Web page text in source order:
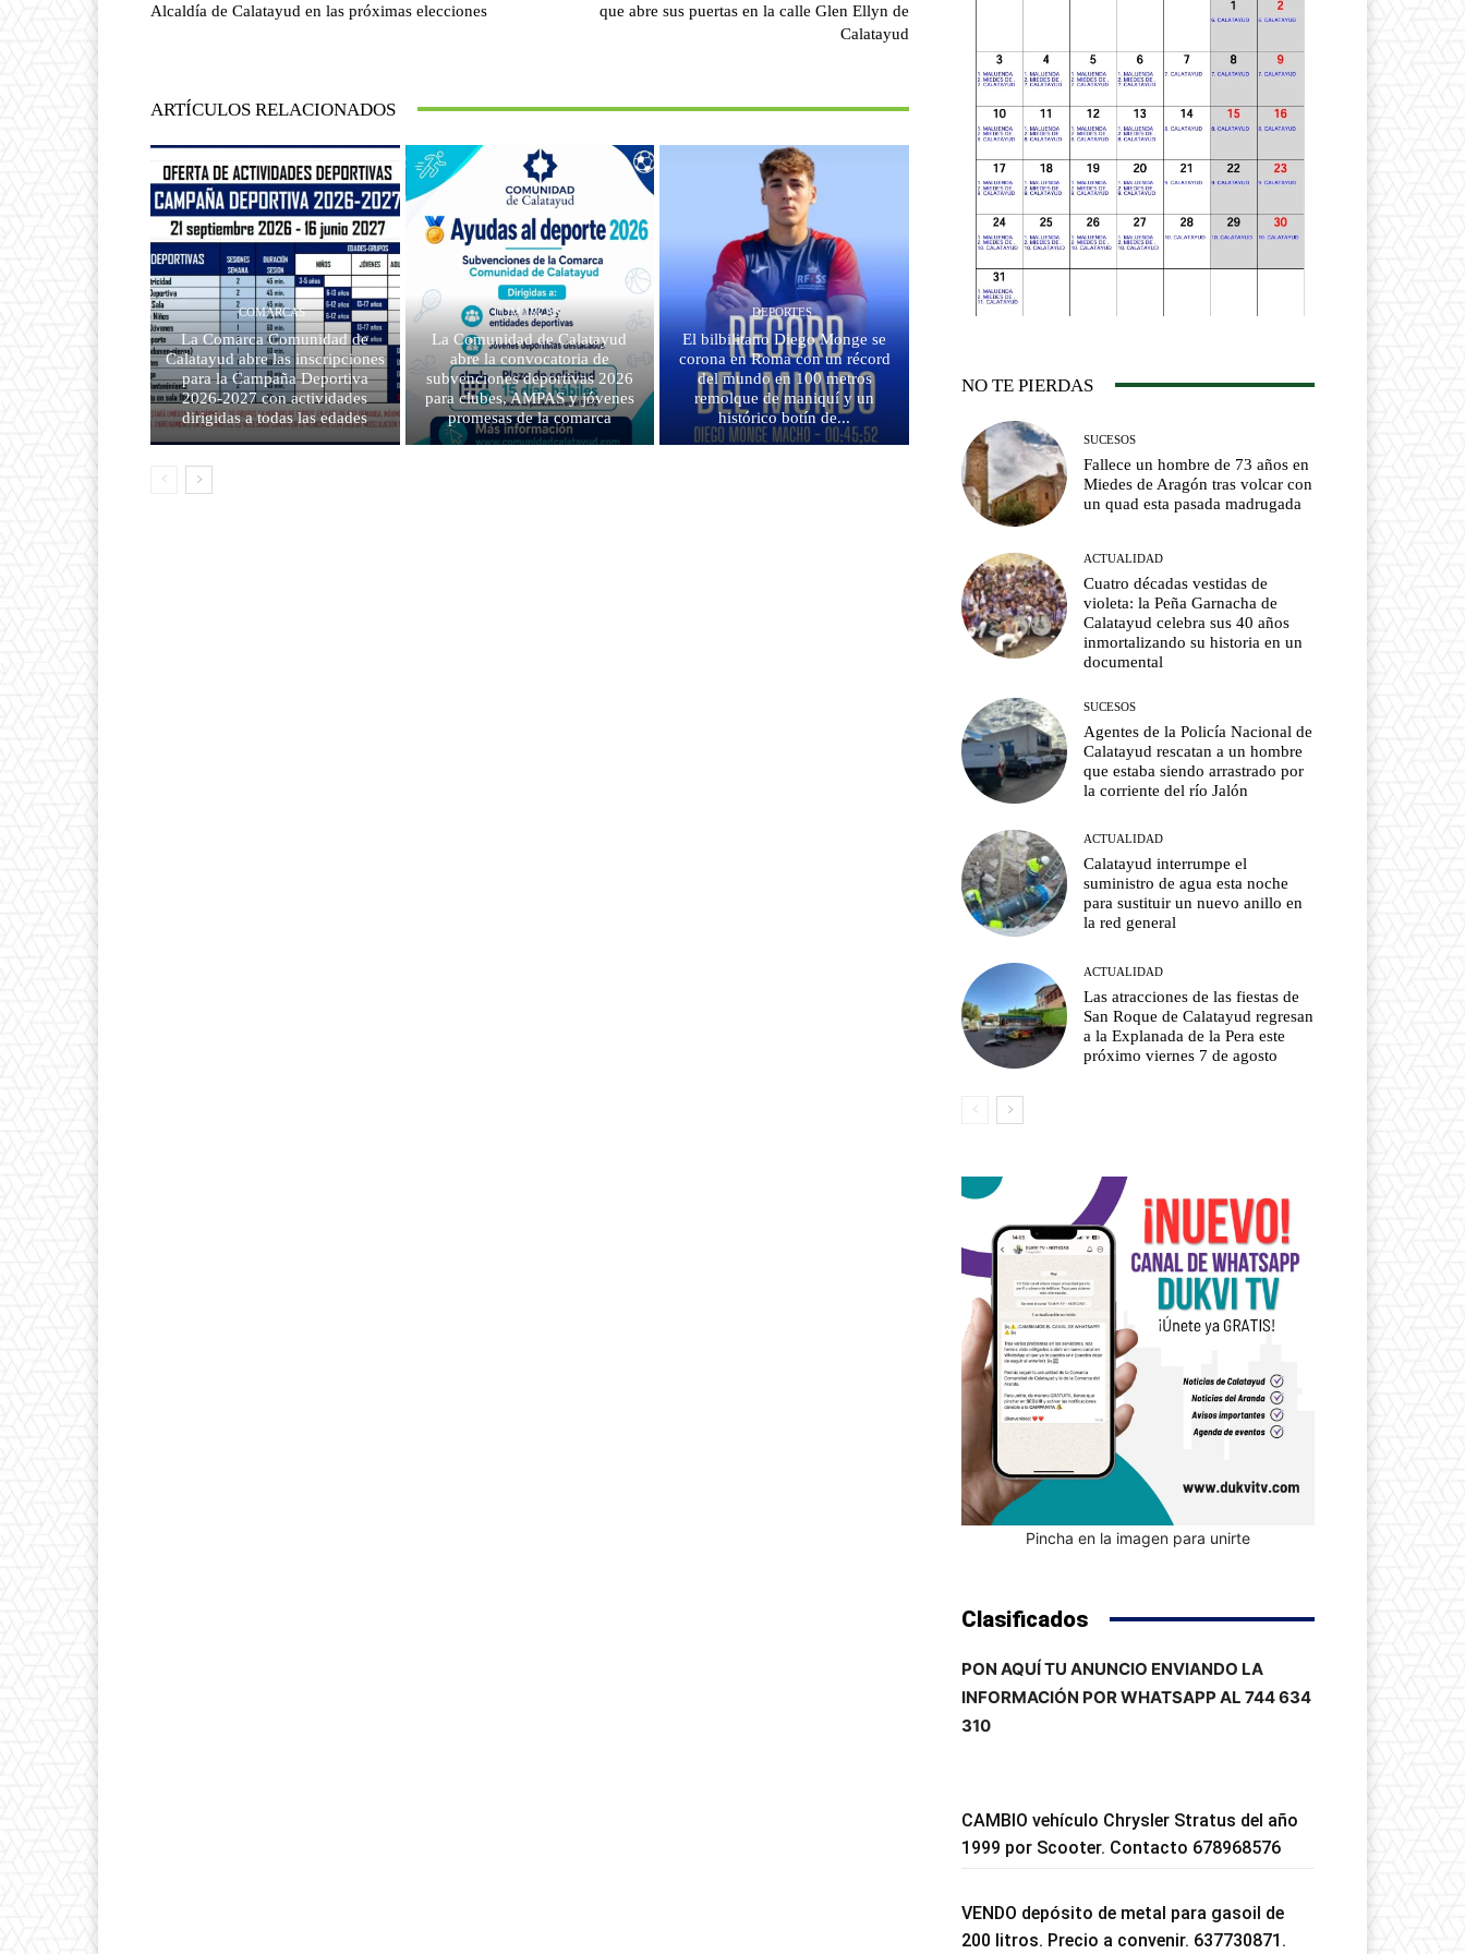
Alcaldía de Calatayud en las próximas elecciones
que abre sus puertas en la calle Glen Ellyn de
Calatayud
ARTÍCULOS RELACIONADOS
COMARCAS
La Comarca Comunidad de
Calatayud abre las inscripciones
para la Campaña Deportiva
2026-2027 con actividades
dirigidas a todas las edades
COMARCAS
La Comunidad de Calatayud
abre la convocatoria de
subvenciones deportivas 2026
para clubes, AMPAS y jóvenes
promesas de la comarca
DEPORTES
El bilbilitano Diego Monge se
corona en Roma con un récord
del mundo en 100 metros
remolque de maniquí y un
histórico botín de...
NO TE PIERDAS
SUCESOS
Fallece un hombre de 73 años en
Miedes de Aragón tras volcar con
un quad esta pasada madrugada
ACTUALIDAD
Cuatro décadas vestidas de
violeta: la Peña Garnacha de
Calatayud celebra sus 40 años
inmortalizando su historia en un
documental
SUCESOS
Agentes de la Policía Nacional de
Calatayud rescatan a un hombre
que estaba siendo arrastrado por
la corriente del río Jalón
ACTUALIDAD
Calatayud interrumpe el
suministro de agua esta noche
para sustituir un nuevo anillo en
la red general
ACTUALIDAD
Las atracciones de las fiestas de
San Roque de Calatayud regresan
a la Explanada de la Pera este
próximo viernes 7 de agosto
Pincha en la imagen para unirte
Clasificados
PON AQUÍ TU ANUNCIO ENVIANDO LA
INFORMACIÓN POR WHATSAPP AL 744 634
310
CAMBIO vehículo Chrysler Stratus del año
1999 por Scooter. Contacto 678968576
VENDO depósito de metal para gasoil de
200 litros. Precio a convenir. 637730871.